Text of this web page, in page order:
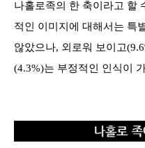
나홀로족의 한 축이라고 할
적인 이미지에 대해서는 특
않았으나, 외로워 보이고
(4.3%)는 부정적인 인식이